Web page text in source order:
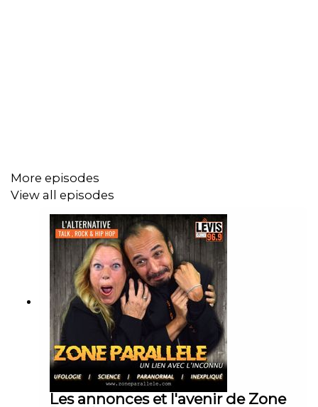
https://www.youtube.com/@zoneparallele
More episodes
View all episodes
Les annonces et l'avenir de Zone